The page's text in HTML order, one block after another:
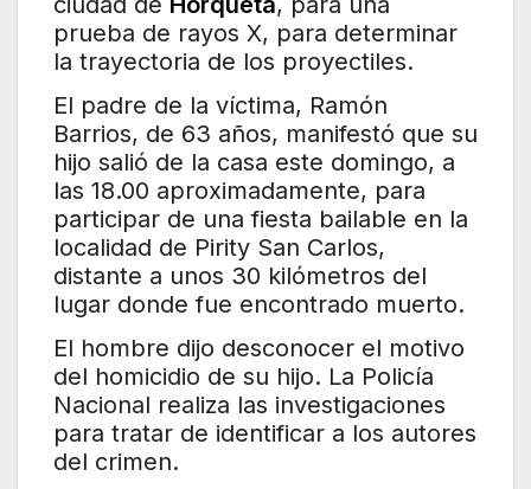
prueba de rayos X, para determinar
la trayectoria de los proyectiles.
El padre de la víctima, Ramón
Barrios, de 63 años, manifestó que su
hijo salió de la casa este domingo, a
las 18.00 aproximadamente, para
participar de una fiesta bailable en la
localidad de Pirity San Carlos,
distante a unos 30 kilómetros del
lugar donde fue encontrado muerto.
El hombre dijo desconocer el motivo
del homicidio de su hijo. La Policía
Nacional realiza las investigaciones
para tratar de identificar a los autores
del crimen.